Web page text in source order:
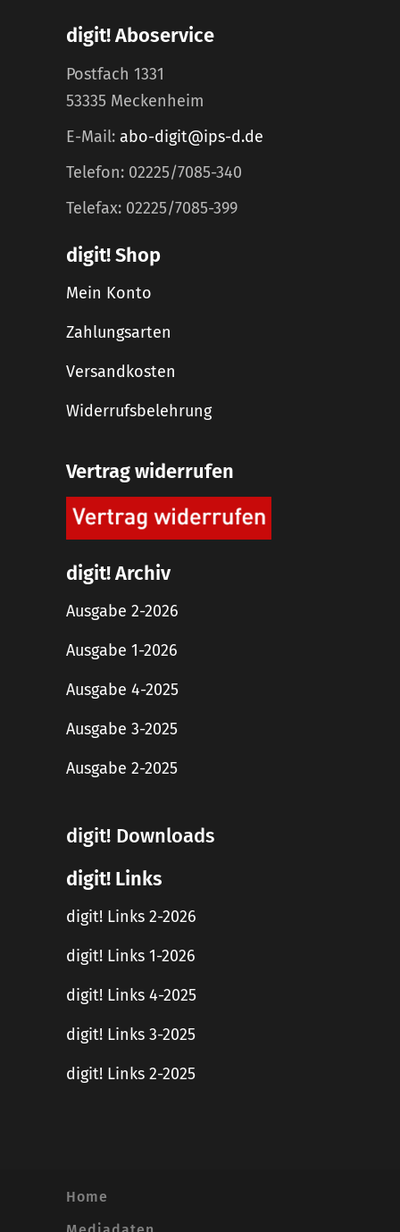
digit! Aboservice
Postfach 1331
53335 Meckenheim
E-Mail: abo-digit@ips-d.de
Telefon: 02225/7085-340
Telefax: 02225/7085-399
digit! Shop
Mein Konto
Zahlungsarten
Versandkosten
Widerrufsbelehrung
Vertrag widerrufen
digit! Archiv
Ausgabe 2-2026
Ausgabe 1-2026
Ausgabe 4-2025
Ausgabe 3-2025
Ausgabe 2-2025
digit! Downloads
digit! Links
digit! Links 2-2026
digit! Links 1-2026
digit! Links 4-2025
digit! Links 3-2025
digit! Links 2-2025
Home